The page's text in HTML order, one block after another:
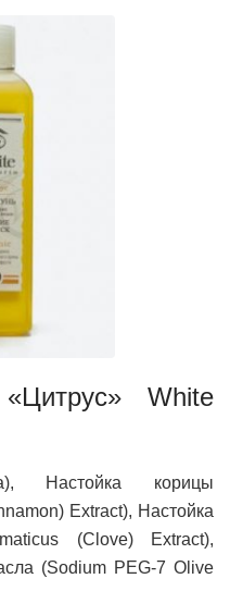
White
Настойка корицы
Extract), Настойка
(Clove) Extract),
(Sodium PEG-7 Olive